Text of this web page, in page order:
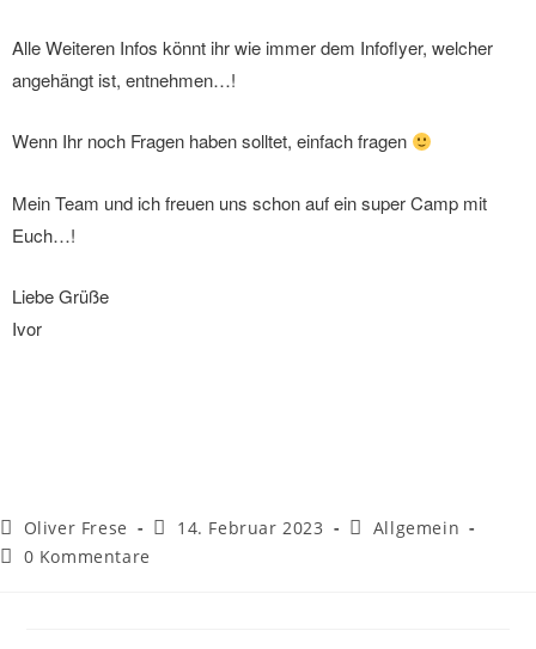
Alle Weiteren Infos könnt ihr wie immer dem Infoflyer, welcher
angehängt ist, entnehmen…!
Wenn Ihr noch Fragen haben solltet, einfach fragen
Mein Team und ich freuen uns schon auf ein super Camp mit
Euch…!
Liebe Grüße
Ivor
Oliver Frese 14. Februar 2023
Allgemein
0 Kommentare